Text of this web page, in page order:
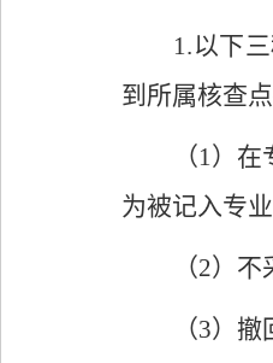
1.以下三
到 所属核查
（1）在
为被记入专
（2） 不
（3）撤